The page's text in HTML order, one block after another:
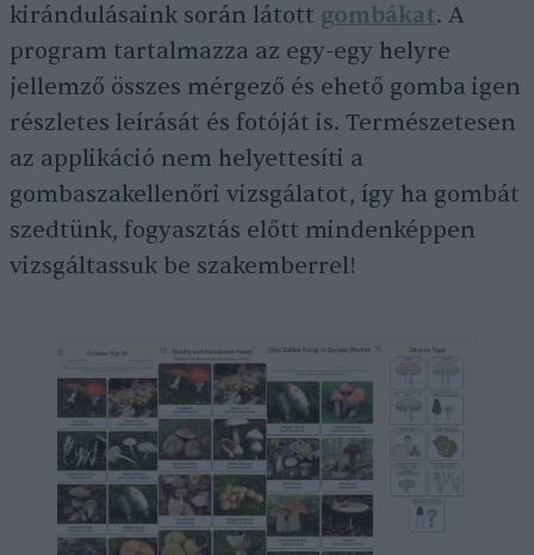
kirándulásaink során látott gombákat. A
program tartalmazza az egy-egy helyre
jellemző összes mérgező és ehető gomba igen
részletes leírását és fotóját is. Természetesen
az applikáció nem helyettesíti a
gombaszakellenőri vizsgálatot, így ha gombát
szedtünk, fogyasztás előtt mindenképpen
vizsgáltassuk be szakemberrel!